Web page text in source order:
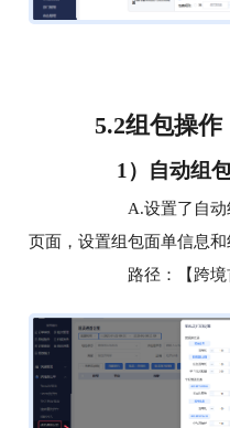
5.2组包操作
1）自动组
A.设置了自
页面，设置组包面单信息和
路径：【跨境